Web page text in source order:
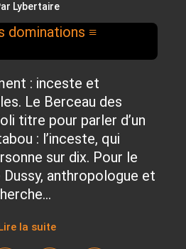
Lybertaire
: inceste et
Le Berceau des
titre pour parler d’un
: l’inceste, qui
sur dix. Pour le
anthropologue et
la suite